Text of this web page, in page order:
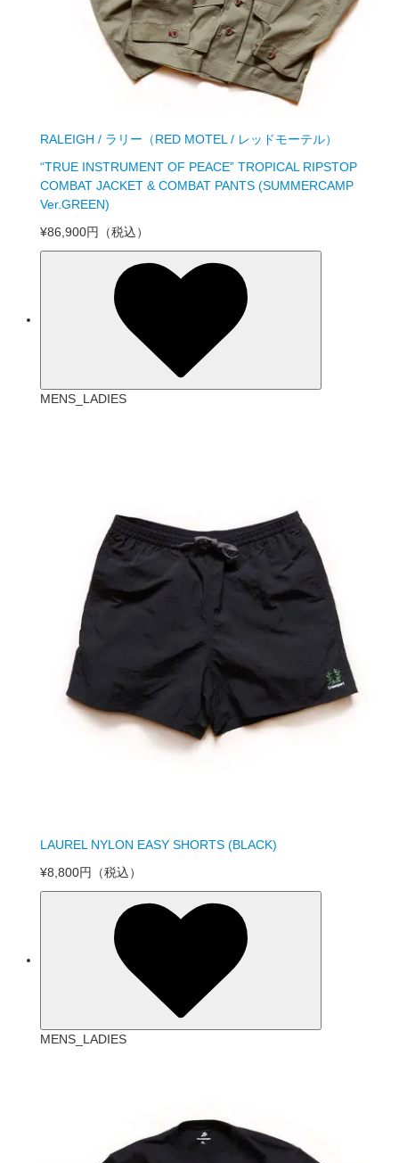
RALEIGH / ラリー（RED MOTEL / レッドモーテル）
“TRUE INSTRUMENT OF PEACE” TROPICAL RIPSTOP
COMBAT JACKET & COMBAT PANTS (SUMMERCAMP
Ver.GREEN)
¥86,900円
（税込）
MENS_LADIES
LAUREL NYLON EASY SHORTS (BLACK)
¥8,800円
（税込）
MENS_LADIES